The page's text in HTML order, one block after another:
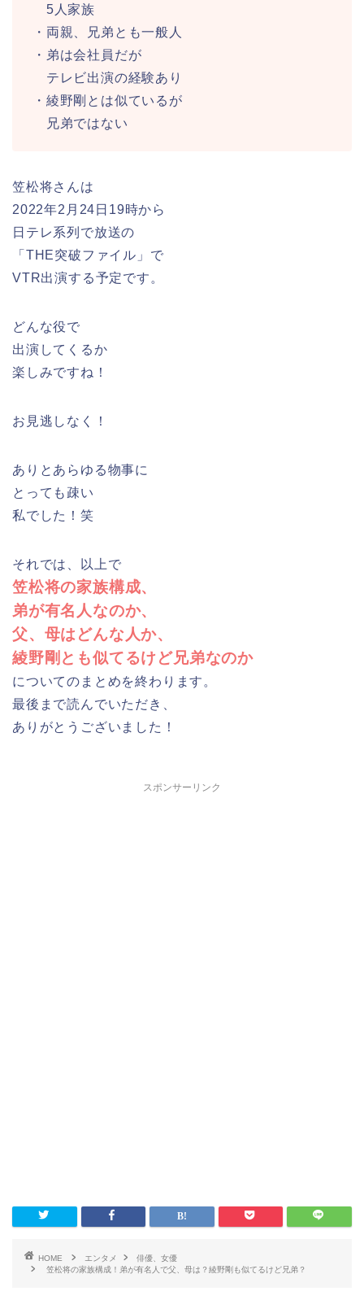
5人家族
・両親、兄弟とも一般人
・弟は会社員だが
テレビ出演の経験あり
・綾野剛とは似ているが
兄弟ではない
笠松将さんは
2022年2月24日19時から
日テレ系列で放送の
「THE突破ファイル」で
VTR出演する予定です。
どんな役で
出演してくるか
楽しみですね！
お見逃しなく！
ありとあらゆる物事に
とっても疎い
私でした！笑
それでは、以上で
笠松将の家族構成、
弟が有名人なのか、
父、母はどんな人か、
綾野剛とも似てるけど兄弟なのか
についてのまとめを終わります。
最後まで読んでいただき、
ありがとうございました！
スポンサーリンク
HOME エンタメ
俳優、女優
笠松将の家族構成！弟が有名人で父、母は？綾野剛も似てるけど兄弟？